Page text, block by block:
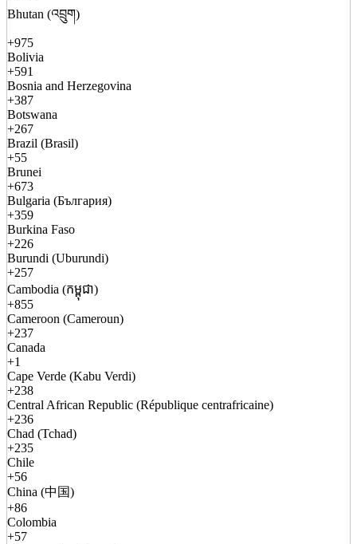
Bhutan (འབྲུག)
+975
Bolivia
+591
Bosnia and Herzegovina
+387
Botswana
+267
Brazil (Brasil)
+55
Brunei
+673
Bulgaria (България)
+359
Burkina Faso
+226
Burundi (Uburundi)
+257
Cambodia (កម្ពុជា)
+855
Cameroon (Cameroun)
+237
Canada
+1
Cape Verde (Kabu Verdi)
+238
Central African Republic (République centrafricaine)
+236
Chad (Tchad)
+235
Chile
+56
China (中国)
+86
Colombia
+57